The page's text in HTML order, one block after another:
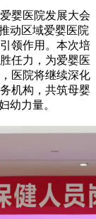
婴医院发展大会
动区域爱婴医院
领作用。本次培
任力，为爱婴医
医院将继续深化
机构，共筑母婴
幼力量。